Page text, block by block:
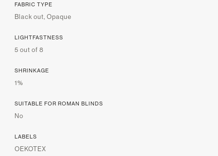
FABRIC TYPE
Black out, Opaque
LIGHTFASTNESS
5 out of 8
SHRINKAGE
1%
SUITABLE FOR ROMAN BLINDS
No
LABELS
OEKOTEX